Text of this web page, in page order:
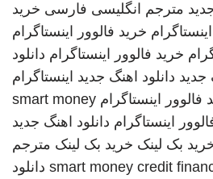
مترجم انگلیسی فارسی خرید
خرید فالوور اینستاگرام
خرید فالوور اینستاگرام دانلود
جدید دانلود اهنگ جدید اینستاگرام
فالوور اینستاگرام smart money
اینستاگرام دانلود اهنگ جدید
بک لینک خرید بک لینک مترجم
smart money credit دانلود